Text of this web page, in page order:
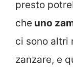
presto
che uno
ci sono altri
zanzare, e